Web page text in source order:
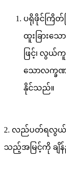
ပရိုဖိုင်ကြိတ်က
ထူးခြားသော
ဖြင့်၊ လွယ်
သောလက္ခဏ
နိုင်သည်။
2. လည်ပတ်ရလွယ်ကူသ
သည့်အမြင့်ကို ချိ